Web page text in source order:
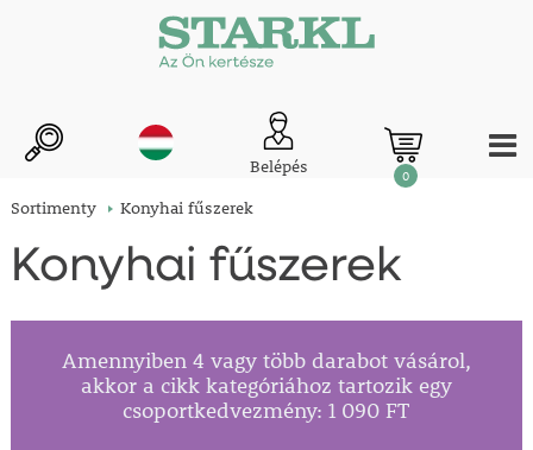
Belépés 0
Sortimenty Konyhai fűszerek
Konyhai fűszerek
Amennyiben 4 vagy több darabot vásárol,
akkor a cikk kategóriához tartozik egy
csoportkedvezmény: 1 090 FT